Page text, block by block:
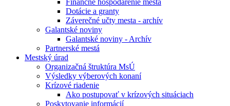
Finančné hospodárenie mesta
Dotácie a granty
Záverečné učty mesta - archív
Galantské noviny
Galantské noviny - Archív
Partnerské mestá
Mestský úrad
Organizačná štruktúra MsÚ
Výsledky výberových konaní
Krízové riadenie
Ako postupovať v krízových situáciach
Poskytovanie informácií